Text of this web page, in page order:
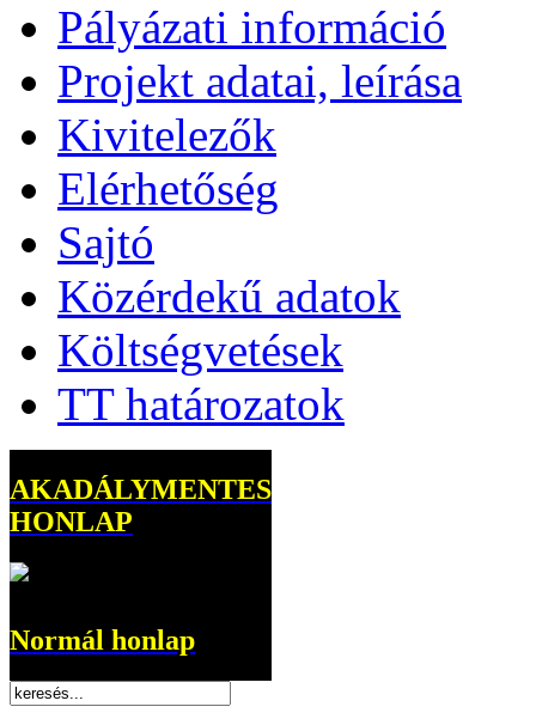
Pályázati információ
Projekt adatai, leírása
Kivitelezők
Elérhetőség
Sajtó
Közérdekű adatok
Költségvetések
TT határozatok
AKADÁLYMENTES
HONLAP
Normál honlap